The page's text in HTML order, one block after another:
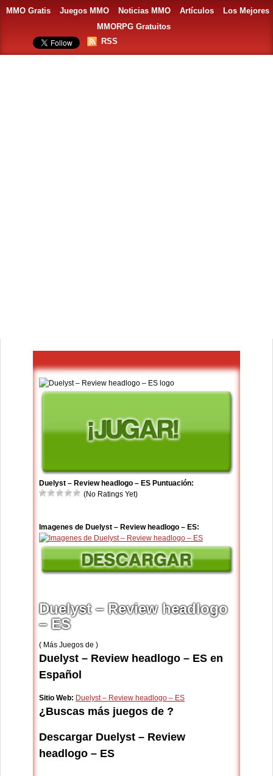
MMO Gratis Juegos MMO Noticias MMO Artículos
Los Mejores
MMORPG Gratuitos
RSS
Duelyst – Review headlogo – ES Puntuación:
(No Ratings Yet)
Imagenes de Duelyst – Review headlogo – ES:
Duelyst – Review headlogo
– ES
( Más Juegos de )
Duelyst – Review headlogo – ES en
Español
Sitio Web: Duelyst – Review headlogo – ES
¿Buscas más juegos de ?
Descargar Duelyst – Review
headlogo – ES